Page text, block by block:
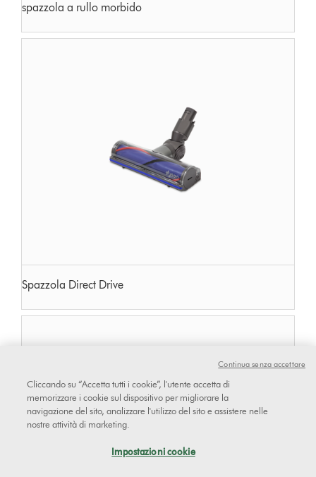
spazzola a rullo morbido
Spazzola Direct Drive
Cliccando su “Accetta tutti i cookie”, l'utente accetta di
memorizzare i cookie sul dispositivo per migliorare la
navigazione del sito, analizzare l'utilizzo del sito e assistere nelle
nostre attività di marketing.
Impostazioni cookie
Continua senza accettare